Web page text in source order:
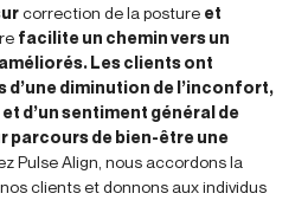
correction de la posture et
facilite un chemin vers un
Les clients ont
d’une diminution de l’inconfort,
d’un sentiment général de
parcours de bien-être une
Pulse Align, nous accordons la
clients et donnons aux individus